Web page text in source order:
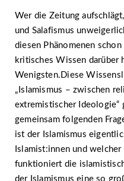
Wer die Zeitung
und Salafismus
diesen Phänomenen
kritisches Wissen darüber
Wenigsten.Diese
„Islamismus – zwischen
extremistischer
gemeinsam folgenden
ist der Islamismus
Islamist:innen und
funktioniert die
der Islamismus eine so